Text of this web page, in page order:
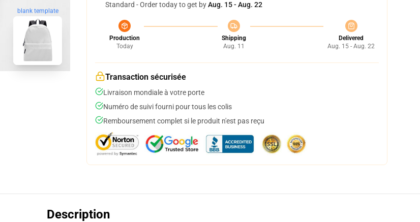
blank template
Standard - Order today to get byAug. 15 - Aug. 22
Production
Today
Shipping
Aug. 11
Delivered
Aug. 15 - Aug. 22
Transaction sécurisée
Livraison mondiale à votre porte
Numéro de suivi fourni pour tous les colis
Remboursement complet si le produit n'est pas reçu
Description